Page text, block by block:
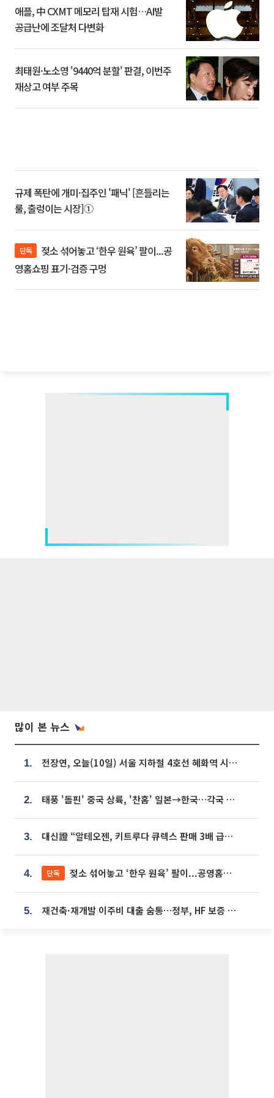
애플, 中 CXMT 메모리 탑재 시험…AI발
공급난에 조달처 다변화
최태원·노소영 '9440억 분할' 판결, 이번주
재상고 여부 주목
규제 폭탄에 개미·집주인 '패닉' [흔들리는
룰, 출렁이는 시장]①
단독
영홈쇼핑 표기·검증 구멍
많이 본 뉴스
1. 전장연, 오늘(10일) 서울 지하철 4호선 혜화역 시위…1호선 용산역 무정차
2. 태풍 '돌핀' 중국 상륙, '찬홈' 일본→한국…각국 기상청 예상 경로는?
3. 대신證 “알테오젠, 키트루다 큐렉스 판매 3배 급증…목표가 41만원 상향”
4. 단독 젖소 섞어놓고 ‘한우 원육’ 팔이...공영홈쇼핑 표기·검증 구멍
5. 재건축·재개발 이주비 대출 숨통…정부, HF 보증 신설 추진